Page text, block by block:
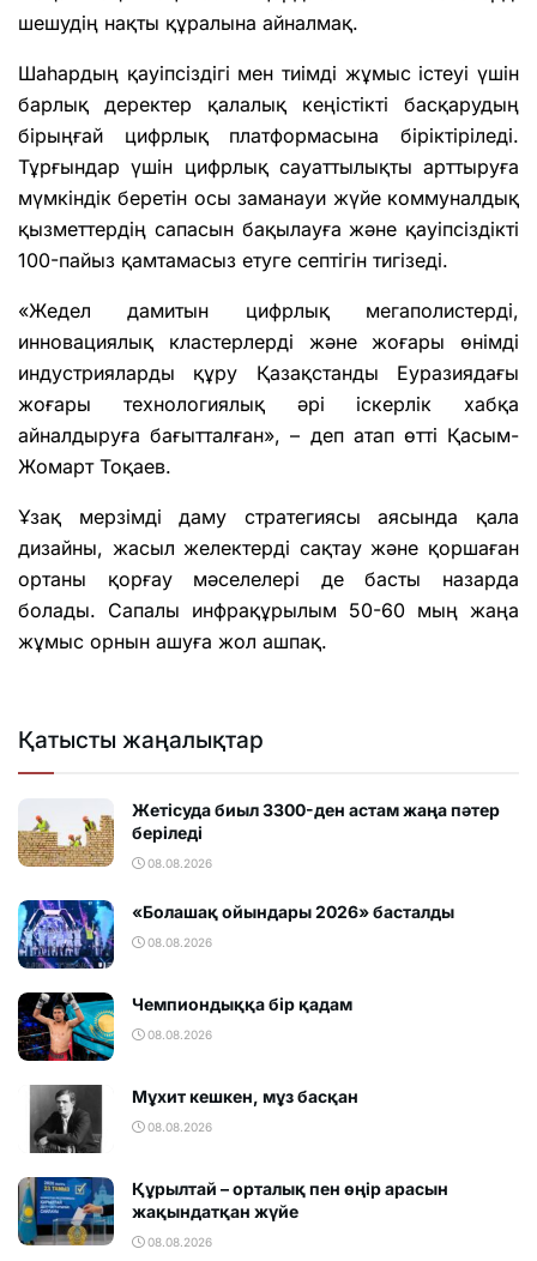
шешудің нақты құралына айналмақ.
Шаһардың қауіпсіздігі мен тиімді жұмыс істеуі үшін
барлық деректер қалалық кеңістікті басқарудың
бірыңғай цифрлық платформасына біріктіріледі.
Тұрғындар үшін цифрлық сауаттылықты арттыруға
мүмкіндік беретін осы заманауи жүйе коммуналдық
қызметтердің сапасын бақылауға және қауіпсіздікті
100-пайыз қамтамасыз етуге септігін тигізеді.
«Жедел дамитын цифрлық мегаполистерді,
инновациялық кластерлерді және жоғары өнімді
индустрияларды құру Қазақстанды Еуразиядағы
жоғары технологиялық әрі іскерлік хабқа
айналдыруға бағытталған», – деп атап өтті Қасым-
Жомарт Тоқаев.
Ұзақ мерзімді даму стратегиясы аясында қала
дизайны, жасыл желектерді сақтау және қоршаған
ортаны қорғау мәселелері де басты назарда
болады. Сапалы инфрақұрылым 50-60 мың жаңа
жұмыс орнын ашуға жол ашпақ.
Қатысты жаңалықтар
Жетісуда биыл 3300-ден астам жаңа пәтер
беріледі
08.08.2026
«Болашақ ойындары 2026» басталды
08.08.2026
Чемпиондыққа бір қадам
08.08.2026
Мұхит кешкен, мұз басқан
08.08.2026
Құрылтай – орталық пен өңір арасын
жақындатқан жүйе
08.08.2026